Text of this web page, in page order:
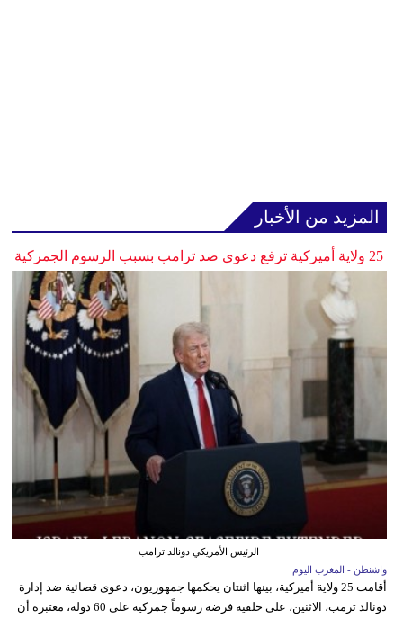
المزيد من الأخبار
25 ولاية أميركية ترفع دعوى ضد ترامب بسبب الرسوم الجمركية
الرئيس الأمريكي دونالد ترامب
واشنطن - المغرب اليوم
أقامت 25 ولاية أميركية، بينها اثنتان يحكمها جمهوريون، دعوى قضائية ضد إدارة
دونالد ترمب، الاثنين، على خلفية فرضه رسوماً جمركية على 60 دولة، معتبرة أن